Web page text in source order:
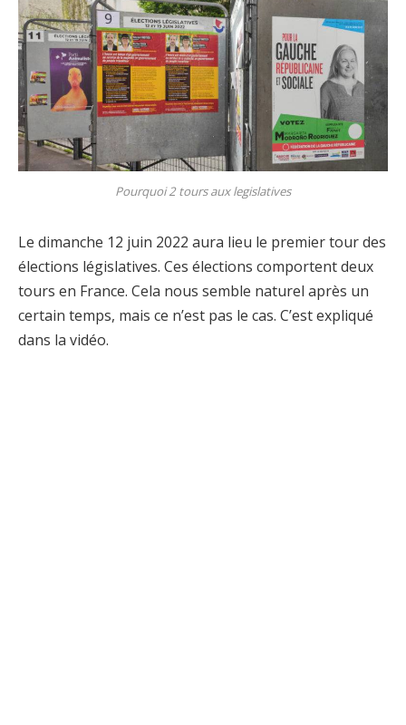
Pourquoi 2 tours aux legislatives
Le dimanche 12 juin 2022 aura lieu le premier tour des
élections législatives. Ces élections comportent deux
tours en France. Cela nous semble naturel après un
certain temps, mais ce n’est pas le cas. C’est expliqué
dans la vidéo.